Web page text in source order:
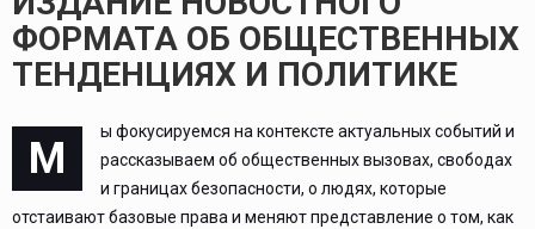
ФОРМАТА ОБ ОБЩЕСТВЕННЫХ
ТЕНДЕНЦИЯХ И ПОЛИТИКЕ
М
ы фокусируемся на контексте актуальных событий и
рассказываем об общественных вызовах, свободах
и границах безопасности, о людях, которые
отстаивают базовые права и меняют представление о том, как